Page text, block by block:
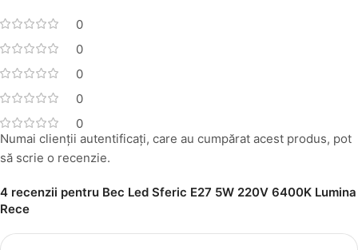
0
0
0
0
0
4 recenzii pentru Bec Led Sferic E27 5W 220V 6400K Lumina
Rece
Numai clienții autentificați, care au cumpărat acest produs, pot
să scrie o recenzie.